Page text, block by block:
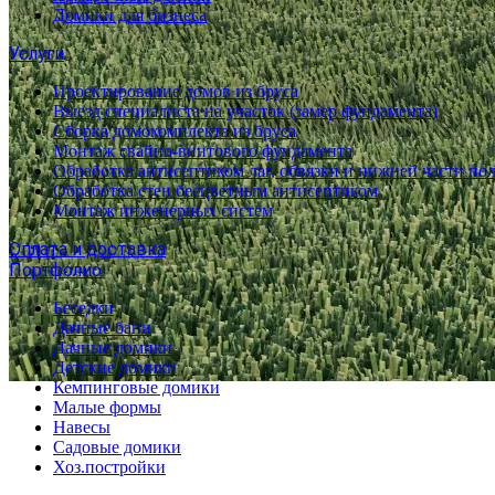
Домики для бизнеса
Услуги
Проектирование домов из бруса
Выезд специалиста на участок (замер фундамента)
Сборка домокомплекта из бруса
Монтаж свайно-винтового фундамента
Обработка антисептиком лаг, обвязки и нижней части
Обработка стен бесцветным антисептиком
Монтаж инженерных систем
Оплата и доставка
Портфолио
Беседки
Дачные бани
Дачные домики
Детские домики
Кемпинговые домики
Малые формы
Навесы
Садовые домики
Хоз.постройки